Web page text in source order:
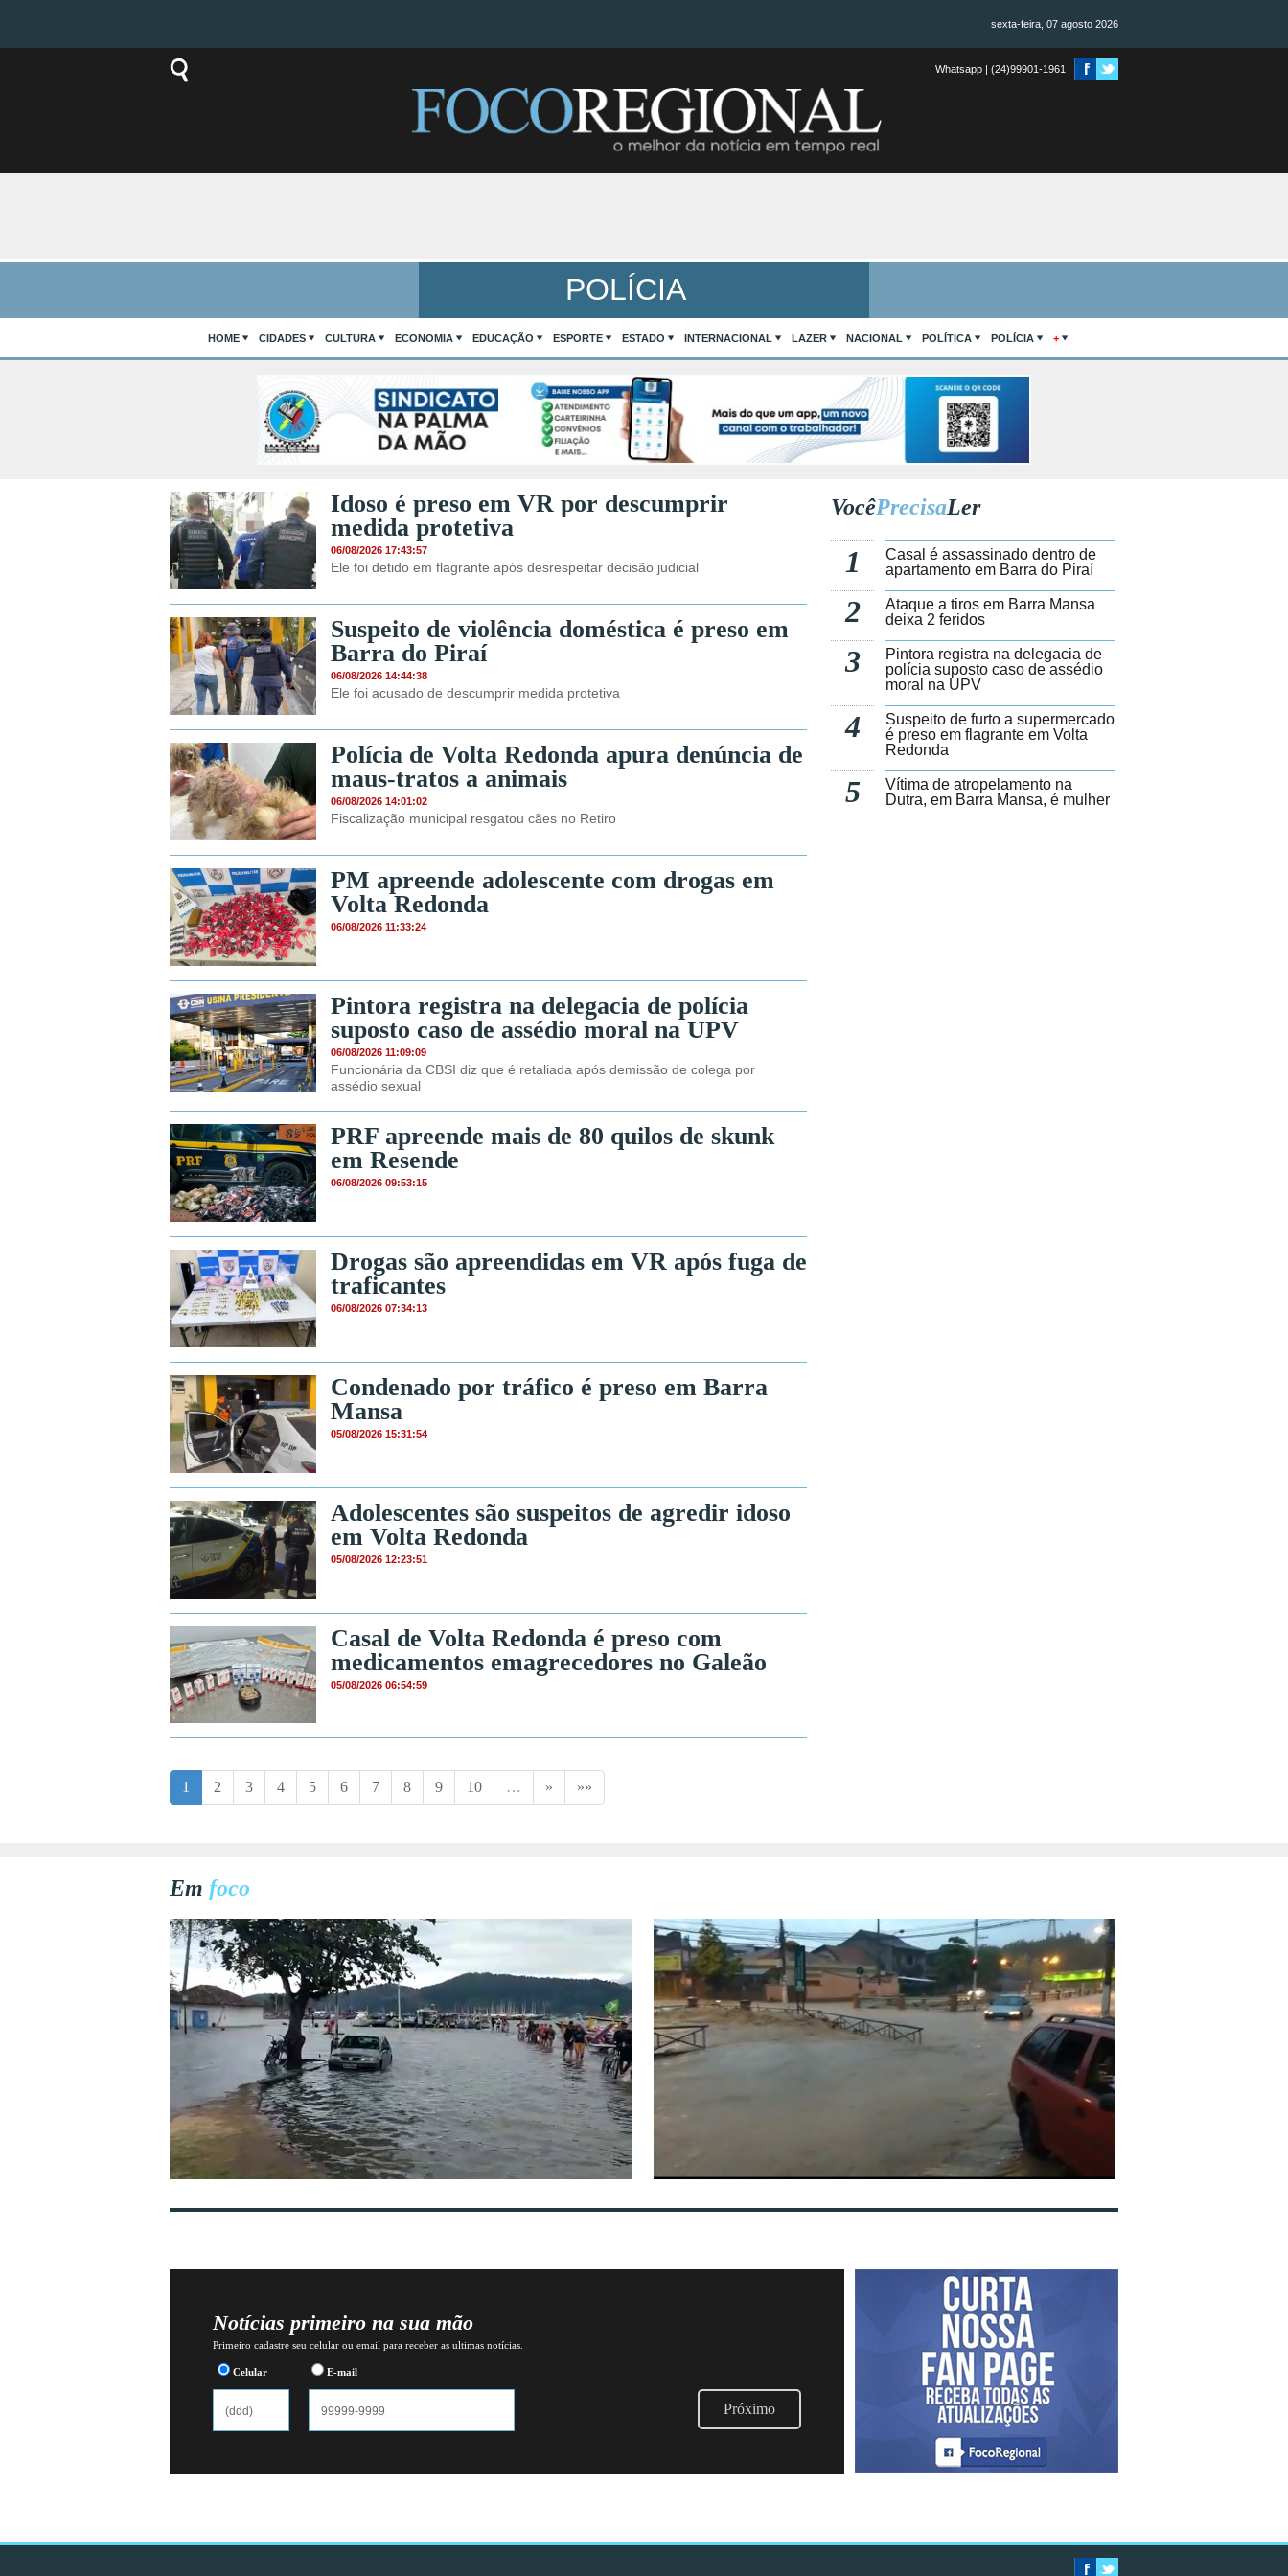
sexta-feira, 07 agosto 2026
Whatsapp | (24)99901-1961
POLÍCIA
HOME CIDADES CULTURA ECONOMIA EDUCAÇÃO ESPORTE ESTADO INTERNACIONAL LAZER NACIONAL POLÍTICA POLÍCIA +
Idoso é preso em VR por descumprir
medida protetiva
06/08/2026 17:43:57
Ele foi detido em flagrante após desrespeitar decisão judicial
Suspeito de violência doméstica é preso em
Barra do Piraí
06/08/2026 14:44:38
Ele foi acusado de descumprir medida protetiva
Polícia de Volta Redonda apura denúncia de
maus-tratos a animais
06/08/2026 14:01:02
Fiscalização municipal resgatou cães no Retiro
PM apreende adolescente com drogas em
Volta Redonda
06/08/2026 11:33:24
Pintora registra na delegacia de polícia
suposto caso de assédio moral na UPV
06/08/2026 11:09:09
Funcionária da CBSI diz que é retaliada após demissão de colega por
assédio sexual
PRF apreende mais de 80 quilos de skunk
em Resende
06/08/2026 09:53:15
Drogas são apreendidas em VR após fuga de
traficantes
06/08/2026 07:34:13
Condenado por tráfico é preso em Barra
Mansa
05/08/2026 15:31:54
Adolescentes são suspeitos de agredir idoso
em Volta Redonda
05/08/2026 12:23:51
Casal de Volta Redonda é preso com
medicamentos emagrecedores no Galeão
05/08/2026 06:54:59
1 2 3 4 5 6 7 8 9 10 … » »»
VocêPrecisaLer
1
Casal é assassinado dentro de
apartamento em Barra do Piraí
2
Ataque a tiros em Barra Mansa
deixa 2 feridos
3
Pintora registra na delegacia de
polícia suposto caso de assédio
moral na UPV
4
Suspeito de furto a supermercado
é preso em flagrante em Volta
Redonda
5
Vítima de atropelamento na
Dutra, em Barra Mansa, é mulher
Em foco
Notícias primeiro na sua mão
Primeiro cadastre seu celular ou email para receber as ultimas notícias.
Celular E-mail
Próximo